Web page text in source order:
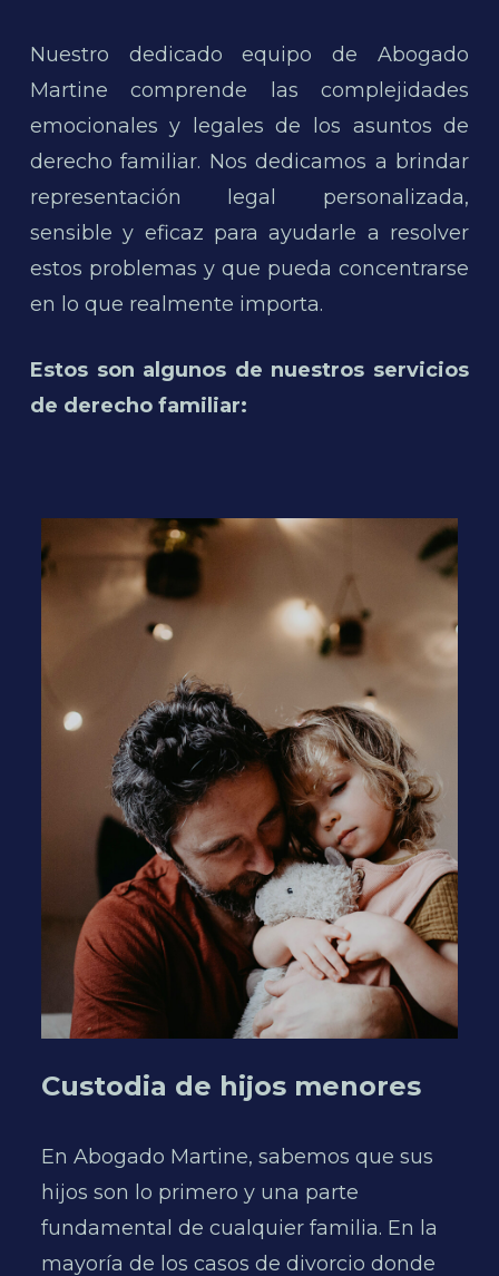
Nuestro dedicado equipo de Abogado
Martine comprende las complejidades
emocionales y legales de los asuntos de
derecho familiar. Nos dedicamos a brindar
representación legal personalizada,
sensible y eficaz para ayudarle a resolver
estos problemas y que pueda concentrarse
en lo que realmente importa.
Estos son algunos de nuestros servicios
de derecho familiar:
Custodia de hijos menores
En Abogado Martine, sabemos que sus
hijos son lo primero y una parte
fundamental de cualquier familia. En la
mayoría de los casos de divorcio donde